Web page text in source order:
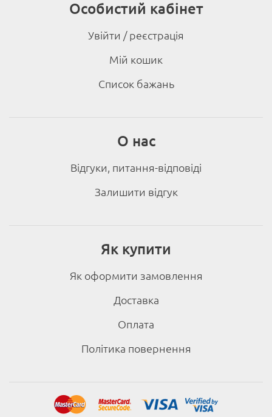
Особистий кабінет
Увійти / реєстрація
Мій кошик
Список бажань
О нас
Відгуки, питання-відповіді
Залишити відгук
Як купити
Як оформити замовлення
Доставка
Оплата
Політика повернення